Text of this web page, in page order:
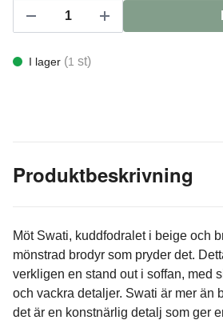
I lager (1 st)
Produktbeskrivning
Möt Swati, kuddfodralet i beige och
mönstrad brodyr som pryder det.
verkligen en stand out i soffan, med
och vackra detaljer. Swati är mer än
det är en konstnärlig detalj som ger